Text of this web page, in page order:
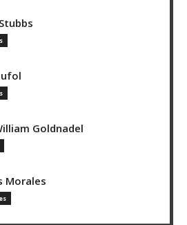
Goldnadel
Morales